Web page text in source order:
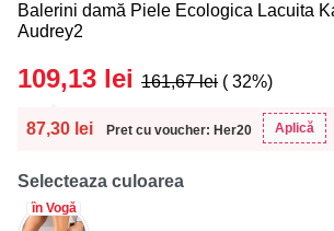
Balerini damă Piele Ecologica Lacuita
Audrey2
87,30 lei Pret cu voucher: Her20 Aplică
109,13 lei 161,67lei ( 32%)
Selecteaza culoarea
în Vogă